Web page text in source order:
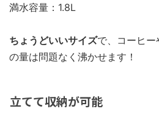
満水容量：1.8L
ちょうどいいサイズで、コーヒ
の量は問題なく沸かせます！
立てて収納が可能